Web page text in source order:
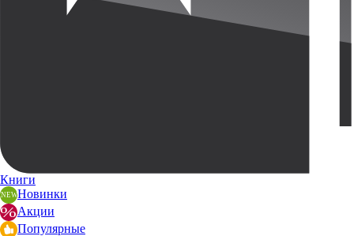
Книги
Новинки
Акции
Популярные